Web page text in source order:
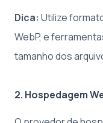
Dica: Utilize
WebP, e
tamanho dos
2. Hospedagem